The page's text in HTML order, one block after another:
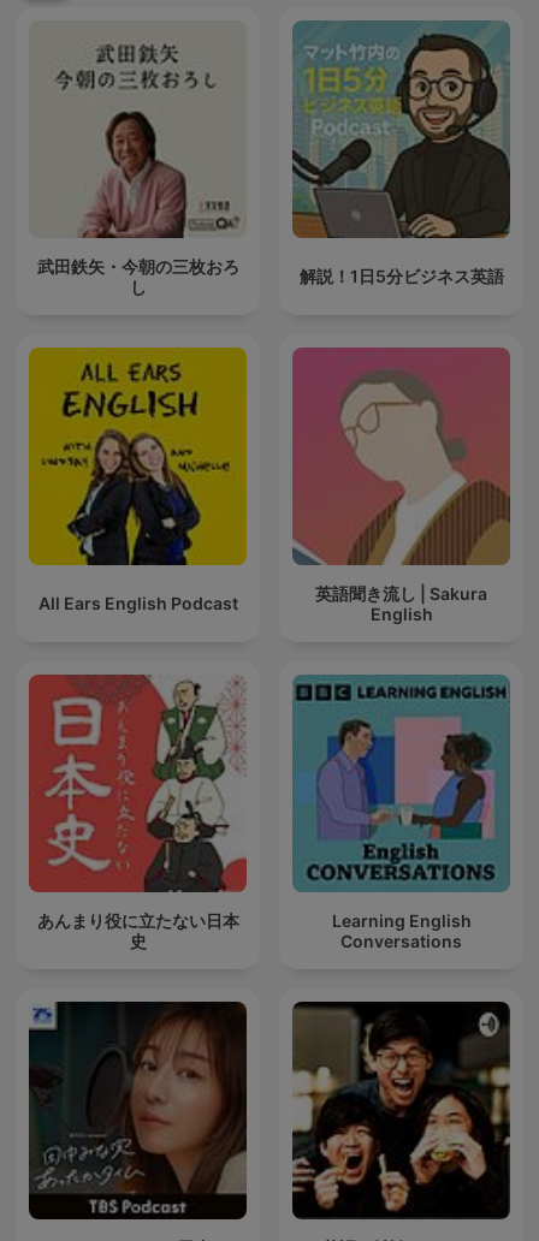
武田鉄矢・今朝の三枚おろ
し
解説！1日5分ビジネス英語
All Ears English Podcast
英語聞き流し | Sakura
English
あんまり役に立たない日本
史
Learning English
Conversations